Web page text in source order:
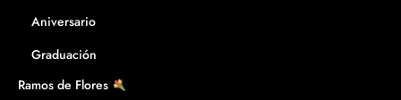
Aniversario
Graduación
Ramos de Flores